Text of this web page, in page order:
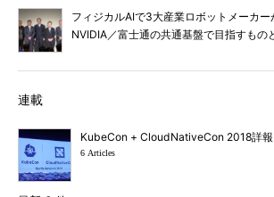
フィジカルAIで3大産業ロボットメーカ
NVIDIA／富士通の共通基盤で目指すもの
連載
KubeCon + CloudNativeCon 2018詳報
6 Articles